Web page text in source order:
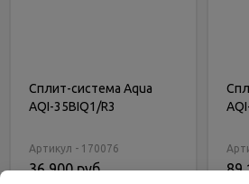
Сплит-система Aqua
AQI-35BIQ1/R3
Артикул - 170076
36 900 руб. 89